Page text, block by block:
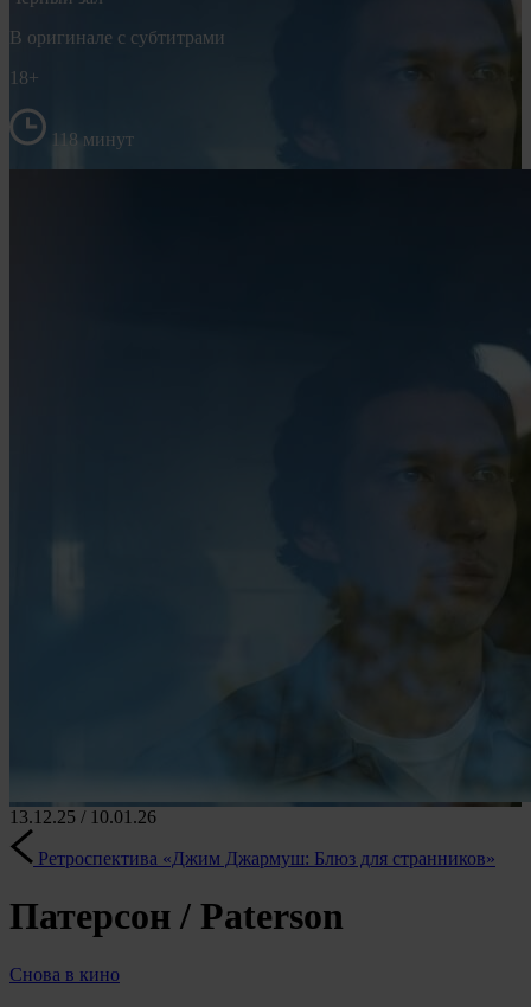
В оригинале с субтитрами
18+
118 минут
13.12.25 / 10.01.26
Ретроспектива «Джим Джармуш: Блюз для странников»
Патерсон / Paterson
Снова в кино